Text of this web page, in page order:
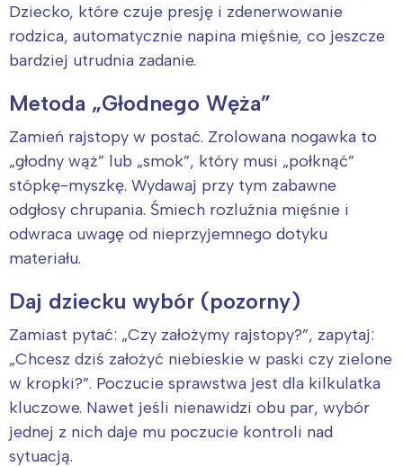
Dziecko, które czuje presję i zdenerwowanie
rodzica, automatycznie napina mięśnie, co jeszcze
bardziej utrudnia zadanie.
Metoda „Głodnego Węża”
Zamień rajstopy w postać. Zrolowana nogawka to
„głodny wąż” lub „smok”, który musi „połknąć”
stópkę-myszkę. Wydawaj przy tym zabawne
odgłosy chrupania. Śmiech rozluźnia mięśnie i
odwraca uwagę od nieprzyjemnego dotyku
materiału.
Daj dziecku wybór (pozorny)
Zamiast pytać: „Czy założymy rajstopy?”, zapytaj:
„Chcesz dziś założyć niebieskie w paski czy zielone
w kropki?”. Poczucie sprawstwa jest dla kilkulatka
kluczowe. Nawet jeśli nienawidzi obu par, wybór
jednej z nich daje mu poczucie kontroli nad
sytuacją.